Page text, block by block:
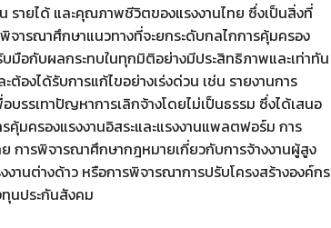
รายได้ และคุณภาพชีวิตของแรงงานไทย ซึ่งเป็นสิ่งที่
ารณาศึกษาแนวทางที่จะยกระดับกลไกการคุ้มครอง
มือกับผลกระทบในทุกมิติอย่างมีประสิทธิภาพและเท่าทัน
งได้รับการแก้ไขอย่างเร่งด่วน เช่น รายงานการ
รรเทาปัญหาการเลิกจ้างโดยไม่เป็นธรรม ซึ่งได้เสนอ
มครองแรงงานอิสระและแรงงานแพลตฟอร์ม การ
การพิจารณาศึกษากฎหมายเกี่ยวกับการจ้างงานผู้สูง
านต่างด้าว หรือการพิจารณาการปรับโครงสร้างองค์กร
นประกันสังคม